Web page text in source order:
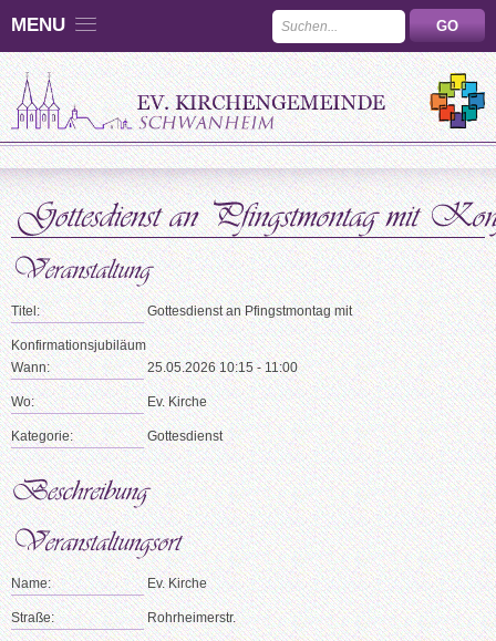
MENU
Titel: Gottesdienst an Pfingstmontag mit
Konfirmationsjubiläum
Wann:
25.05.2026 10:15 - 11:00
Wo: Ev. Kirche
Kategorie: Gottesdienst
Name: Ev. Kirche
Straße: Rohrheimerstr.